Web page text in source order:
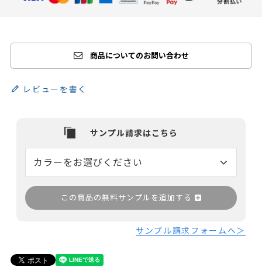
商品についてのお問い合わせ
レビューを書く
この商品の無料サンプルを追加する
サンプル請求フォームへ＞